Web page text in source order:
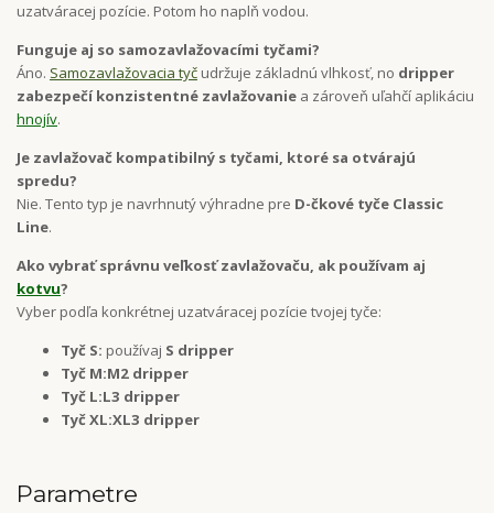
uzatváracej pozície. Potom ho naplň vodou.
Funguje aj so samozavlažovacími tyčami?
Áno. Samozavlažovacia tyč udržuje základnú vlhkosť, no dripper
zabezpečí konzistentné zavlažovanie a zároveň uľahčí aplikáciu
hnojív.
Je zavlažovač kompatibilný s tyčami, ktoré sa otvárajú
spredu?
Nie. Tento typ je navrhnutý výhradne pre D-čkové tyče Classic
Line.
Ako vybrať správnu veľkosť zavlažovaču, ak používam aj
kotvu?
Vyber podľa konkrétnej uzatváracej pozície tvojej tyče:
Tyč S: používaj S dripper
Tyč M:M2 dripper
Tyč L:L3 dripper
Tyč XL:XL3 dripper
Parametre